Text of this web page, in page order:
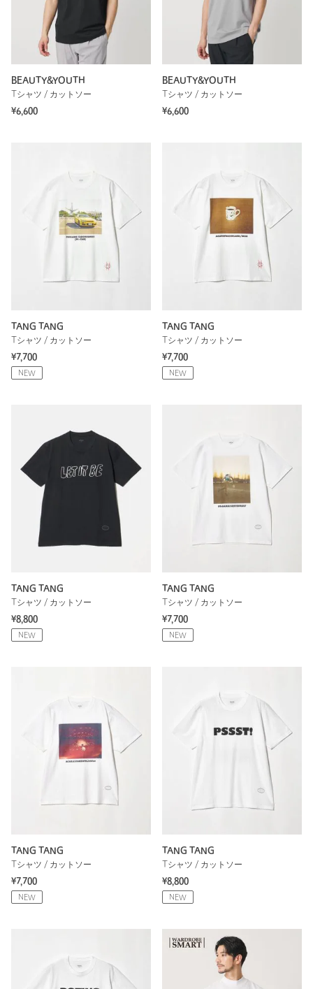
BEAUTY&YOUTH
Tシャツ / カットソー
¥6,600
BEAUTY&YOUTH
Tシャツ / カットソー
¥6,600
TANG TANG
Tシャツ / カットソー
¥7,700
NEW
TANG TANG
Tシャツ / カットソー
¥7,700
NEW
TANG TANG
Tシャツ / カットソー
¥8,800
NEW
TANG TANG
Tシャツ / カットソー
¥7,700
NEW
TANG TANG
Tシャツ / カットソー
¥7,700
NEW
TANG TANG
Tシャツ / カットソー
¥8,800
NEW